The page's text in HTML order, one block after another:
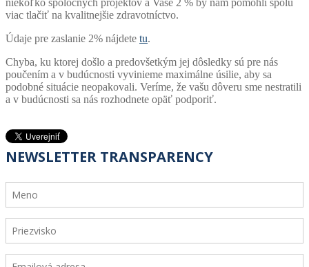
viac tlačiť na kvalitnejšie zdravotníctvo.
Údaje pre zaslanie 2% nájdete tu.
Chyba, ku ktorej došlo a predovšetkým jej dôsledky sú pre nás
poučením a v budúcnosti vyvinieme maximálne úsilie, aby sa
podobné situácie neopakovali. Veríme, že vašu dôveru sme nestratili
a v budúcnosti sa nás rozhodnete opäť podporiť.